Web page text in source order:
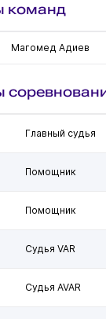
команд
Магомед Адиев
Главный судья
Помощник
Помощник
Судья VAR
Судья AVAR